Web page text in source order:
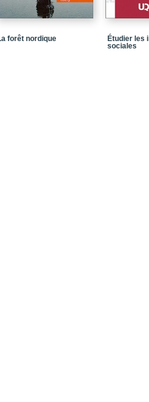
forêt nordique
Étudier les
sociales